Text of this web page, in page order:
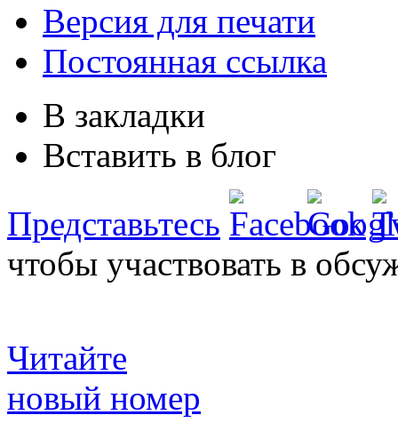
Версия для печати
Постоянная ссылка
В закладки
Вставить в блог
Представьтесь
чтобы участвовать в
Читайте
новый номер